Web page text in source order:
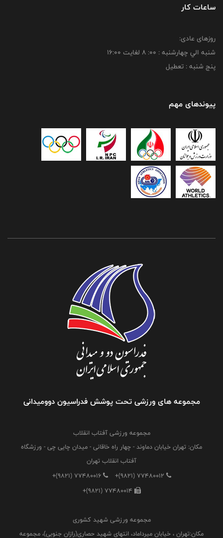
ساعات کار
روزهای عادی:
شنبه الي چهارشنبه : 00: 8 لغايت 16:00
پنج شنبه : تعطیل
پیوندهای مهم
مجموعه های ورزشی تحت پوشش فدراسیون دوومیدانی
مجموعه ورزشی آفتاب انقلاب
مکان: تهران خیابان دماوند - چهار راه خاقانی - میدان چایی چی - ورزشگاه
آفتاب انقلاب تهران
+(9821) 77480012
+(9821) 77480016
+(9821) 77480014
مجموعه ورزشی شهید کشوری
مکان:تهران ، خیابان میرداماد، انتهای شهید حصاری(رازان جنوبی)، مجموعه